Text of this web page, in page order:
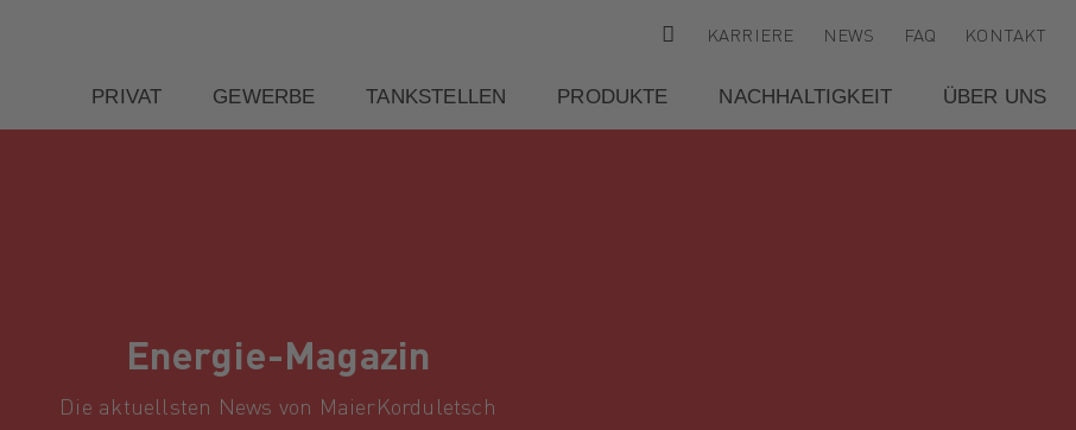
PRIVAT GEWERBE TANKSTELLEN PRODUKTE NACHHALTIGKEIT ÜBER UNS
KARRIERE NEWS FAQ KONTAKT
Energie-Magazin
Die aktuellsten News von MaierKorduletsch